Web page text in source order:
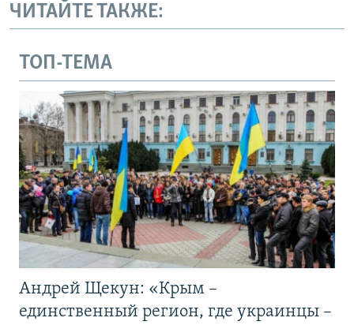
ЧИТАЙТЕ ТАКЖЕ:
ТОП-ТЕМА
Андрей Щекун: «Крым –
единственный регион, где украинцы –